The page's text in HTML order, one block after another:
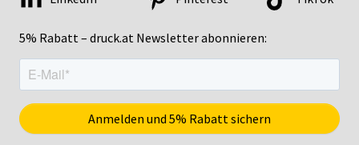
5% Rabatt – druck.at Newsletter abonnieren: